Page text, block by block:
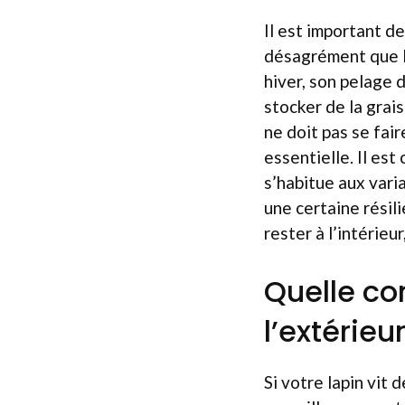
Il est important
désagrément que
hiver, son pelage
stocker de la
ne doit pas se
essentielle. Il est
s’habitue aux
une certaine
rester à
Quelle
Si votre lapin vit